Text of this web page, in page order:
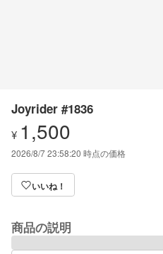
Joyrider #1836
¥ 1,500
2026/8/7 23:58:20 時点の価格
いいね！
商品の説明